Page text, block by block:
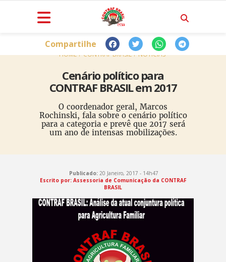
HOME CONTRAF BRASIL NOTÍCIAS
Cenário político para
CONTRAF BRASIL em 2017
O coordenador geral, Marcos
Rochinski, fala sobre o cenário político
para a categoria e prevê que 2017 será
um ano de intensas mobilizações.
Compartilhe
Publicado: 20 Janeiro, 2017 - 14h47
Escrito por: Assessoria de Comunicação da CONTRAF
BRASIL